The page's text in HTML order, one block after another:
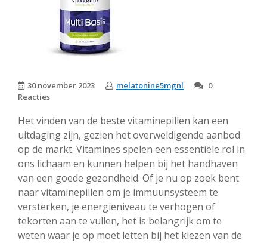
30 november 2023 melatonine5mgnl
0
Reacties
Het vinden van de beste vitaminepillen kan een
uitdaging zijn, gezien het overweldigende aanbod
op de markt. Vitamines spelen een essentiële rol in
ons lichaam en kunnen helpen bij het handhaven
van een goede gezondheid. Of je nu op zoek bent
naar vitaminepillen om je immuunsysteem te
versterken, je energieniveau te verhogen of
tekorten aan te vullen, het is belangrijk om te
weten waar je op moet letten bij het kiezen van de